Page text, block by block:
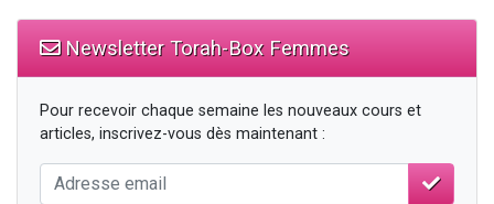
Newsletter Torah-Box Femmes
Pour recevoir chaque semaine les nouveaux cours et
articles, inscrivez-vous dès maintenant :